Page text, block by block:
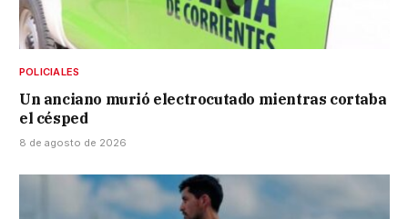
POLICIALES
Un anciano murió electrocutado mientras cortaba
el césped
8 de agosto de 2026